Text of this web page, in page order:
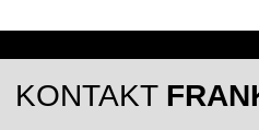
KONTAKT